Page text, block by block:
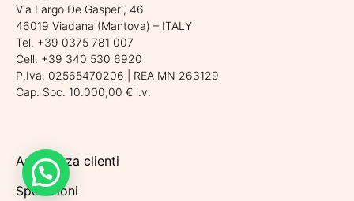
Via Largo De Gasperi, 46
46019 Viadana (Mantova) – ITALY
Tel. +39 0375 781 007
Cell. +39 340 530 6920
P.Iva. 02565470206 | REA MN 263129
Cap. Soc. 10.000,00 € i.v.
Assistenza clienti
Spedizioni